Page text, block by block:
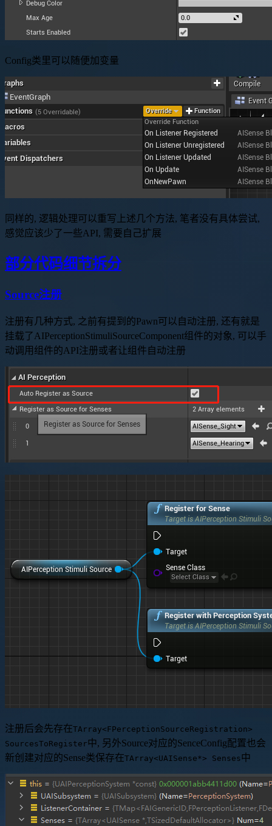
Config类里可以随便加变量
同样的, 逻辑处理可以重写上述几个方法, 笔者没有具体尝试,
感觉应该少了一些API, 需要自己扩展
部分代码细节拆分
Source注册
注册有几种方式, 之前有提到的Pawn可以自动注册, 还有就是
挂载了AIPerceptionStimuliSourceComponent组件的对象, 可以手
动调用组件的API注册或者让组件自动注册
注册后会先存在TArray<FPerceptionSourceRegistration>
SourcesToRegister中, 另外Source对应的SenceConfig配置也会
新创建对应的Sense类保存在TArray<UAISense*> Senses中